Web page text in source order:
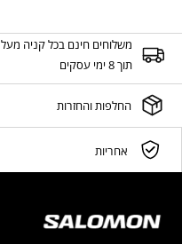
משלוחים חינם בכל קניה מעל 299 ₪
תוך 8 ימי עסקים
החלפות והחזרות
אחריות